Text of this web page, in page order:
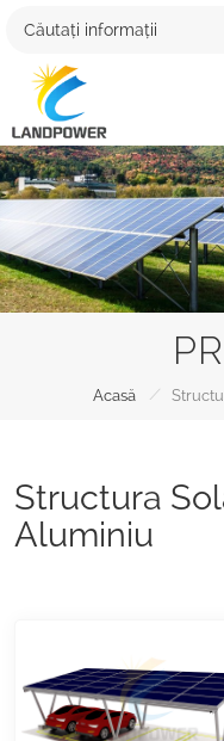
Acasă /
Structura
Aluminiu